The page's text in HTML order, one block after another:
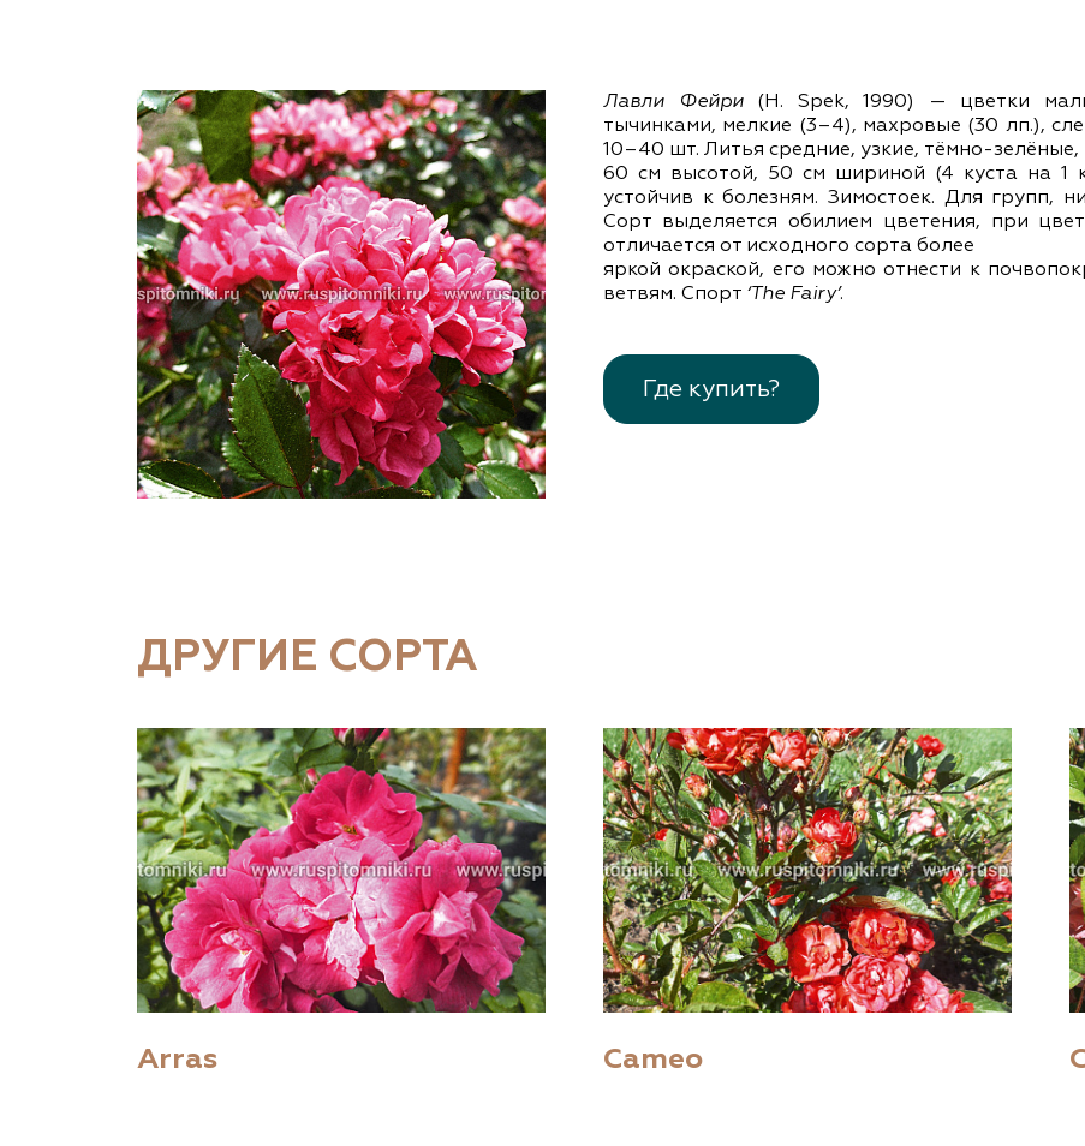
Региональные
представительстваЛавли Фейри(H. Spek, 1990) — цветки
тычинками, мелкие (3–4), махровые (30 лп.),
10–40 шт. Литья средние, узкие, тёмно-
60 см высотой, 50 см шириной (4 куста на 1
устойчив к болезням. Зимостоек. Для групп,
Сорт выделяется обилием цветения, при
отличается от исходного сорта более
яркой окраской, его можно отнести к
ветвям. Спорт ‘The Fairy’.
Где купить?
ДРУГИЕ СОРТА
Arras Cameo